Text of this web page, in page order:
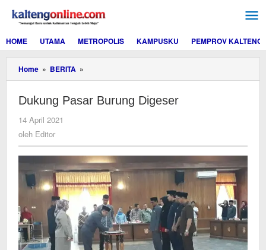
konten
HOME
UTAMA METROPOLIS KAMPUSKU PEMPROV KALTENG
Home » BERITA »
Pasar
Digeser
Dukung Pasar Burung Digeser
14 April 2021
oleh Editor